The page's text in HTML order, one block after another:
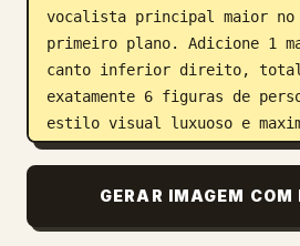
vocalista principal maior no
primeiro plano. Adicione 1
canto inferior direito,
exatamente 6 figuras de
estilo visual luxuoso e
acessórios intrincados,
correntes, motivos de
translúcidas e instrumentos
GERAR IMAGEM COM